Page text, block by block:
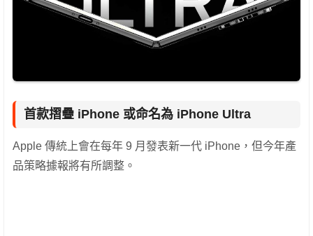
首款摺疊 iPhone 或命名為 iPhone Ultra
Apple 傳統上會在每年 9 月發表新一代 iPhone，但今年產
品策略據報將有所調整。